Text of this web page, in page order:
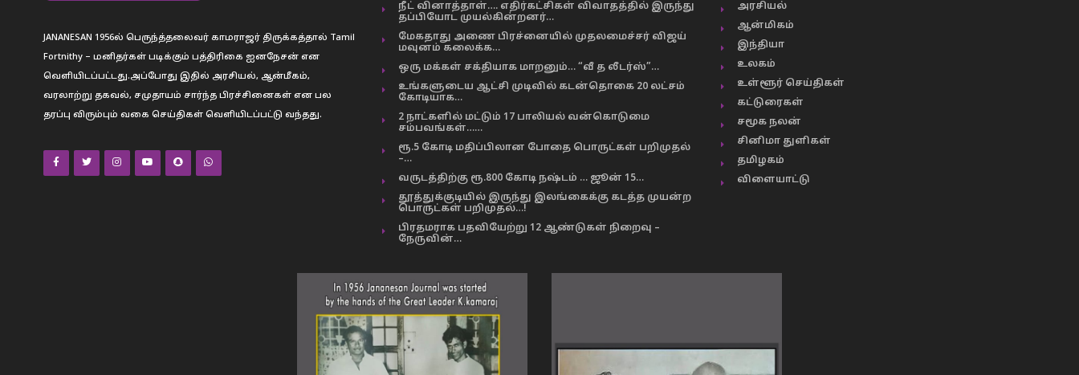
JANANESAN 1956ல் பெருந்த்தலைவர் காமராஜர் திருக்கத்தால் Tamil
Fortnithy – மனிதர்கள் படிக்கும் பத்திரிகை ஐனநேசன் என
வெளியிடப்பட்டது.அப்போது இதில் அரசியல், ஆன்மீகம்,
வரலாற்று தகவல், சமுதாயம் சார்ந்த பிரச்சினைகள் என பல
தரப்பு விரும்பும் வகை செய்திகள் வெளியிடப்பட்டு வந்தது.
நீட் வினாத்தாள்…. எதிர்கட்சிகள் விவாதத்தில் இருந்து
தப்பியோட முயல்கின்றனர்…
மேகதாது அணை பிரச்னையில் முதலமைச்சர் விஜய்
மவுனம் கலைக்க…
ஒரு மக்கள் சக்தியாக மாறனும்… “வீ த லீடர்ஸ்”…
உங்களுடைய ஆட்சி முடிவில் கடன்தொகை 20 லட்சம்
கோடியாக…
2 நாட்களில் மட்டும் 17 பாலியல் வன்கொடுமை
சம்பவங்கள்……
ரூ.5 கோடி மதிப்பிலான போதை பொருட்கள் பறிமுதல்
–…
வருடத்திற்கு ரூ.800 கோடி நஷ்டம் … ஜூன் 15…
தூத்துக்குடியில் இருந்து இலங்கைக்கு கடத்த முயன்ற
பொருட்கள் பறிமுதல்…!
பிரதமராக பதவியேற்று 12 ஆண்டுகள் நிறைவு –
நேருவின்…
அரசியல்
ஆன்மிகம்
இந்தியா
உலகம்
உள்ளூர் செய்திகள்
கட்டுரைகள்
சமூக நலன்
சினிமா துளிகள்
தமிழகம்
விளையாட்டு